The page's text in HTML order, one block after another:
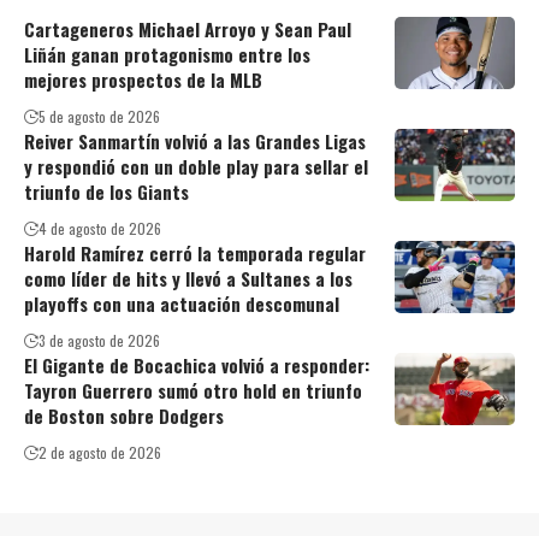
Cartageneros Michael Arroyo y Sean Paul
Liñán ganan protagonismo entre los
mejores prospectos de la MLB
5 de agosto de 2026
Reiver Sanmartín volvió a las Grandes Ligas
y respondió con un doble play para sellar el
triunfo de los Giants
4 de agosto de 2026
Harold Ramírez cerró la temporada regular
como líder de hits y llevó a Sultanes a los
playoffs con una actuación descomunal
3 de agosto de 2026
El Gigante de Bocachica volvió a responder:
Tayron Guerrero sumó otro hold en triunfo
de Boston sobre Dodgers
2 de agosto de 2026